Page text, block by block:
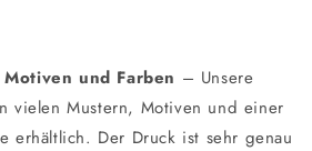
und Farben – Unsere
vielen Mustern, Motiven und einer
erhältlich. Der Druck ist sehr genau